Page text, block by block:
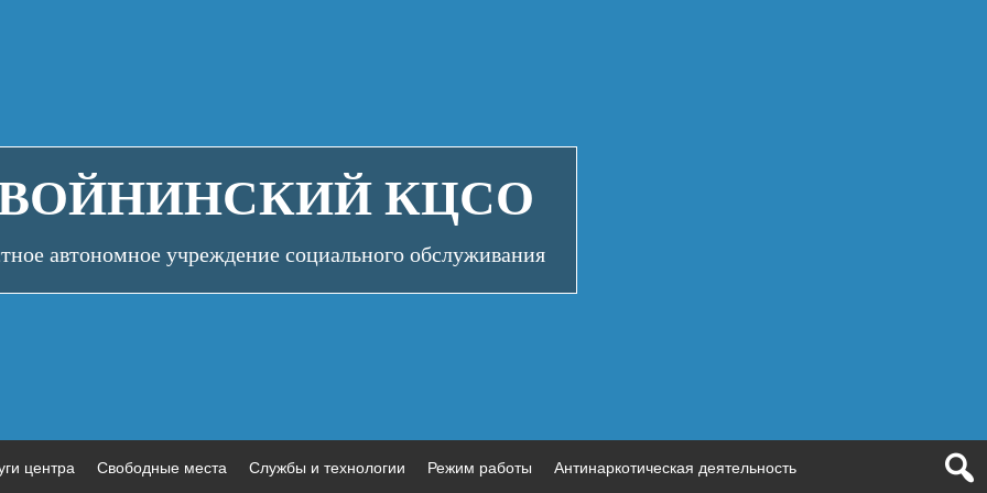
КЦСО
автономное учреждение социального обслуживания
центра Свободные места Службы и технологии Режим работы Антинаркотическая деятельность